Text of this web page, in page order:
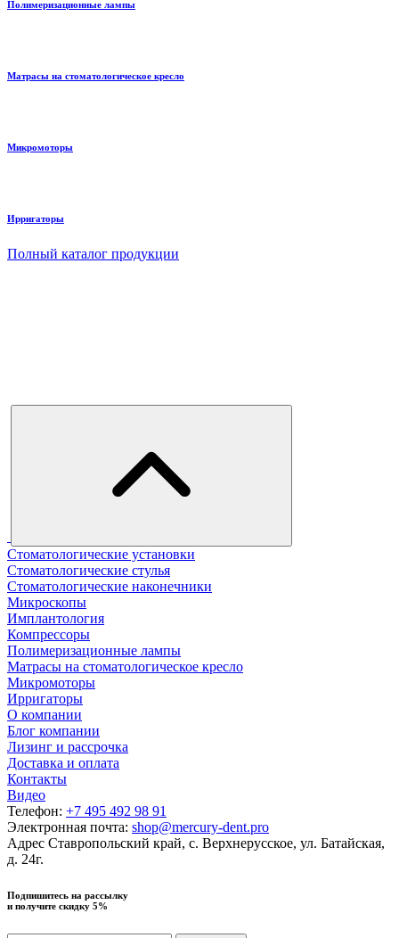
Полимеризационные лампы
Матрасы на стоматологическое кресло
Микромоторы
Ирригаторы
Полный каталог продукции
Стоматологические установки
Стоматологические стулья
Стоматологические наконечники
Микроскопы
Имплантология
Компрессоры
Полимеризационные лампы
Матрасы на стоматологическое кресло
Микромоторы
Ирригаторы
О компании
Блог компании
Лизинг и рассрочка
Доставка и оплата
Контакты
Видео
Телефон: +7 495 492 98 91
Электронная почта: shop@mercury-dent.pro
Адрес Ставропольский край, с. Верхнерусское, ул. Батайская,
д. 24г.
Подпишитесь на рассылку
и получите скидку 5%